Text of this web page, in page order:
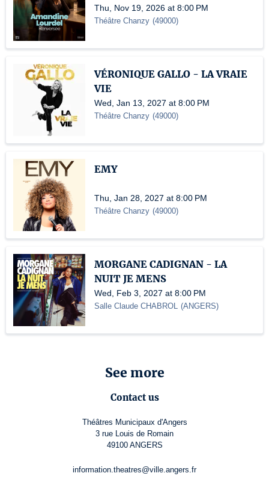
Thu, Nov 19, 2026 at 8:00 PM
Théâtre Chanzy (49000)
VÉRONIQUE GALLO - LA VRAIE
VIE
Wed, Jan 13, 2027 at 8:00 PM
Théâtre Chanzy (49000)
EMY
Thu, Jan 28, 2027 at 8:00 PM
Théâtre Chanzy (49000)
MORGANE CADIGNAN - LA
NUIT JE MENS
Wed, Feb 3, 2027 at 8:00 PM
Salle Claude CHABROL (ANGERS)
See more
Contact us
Théâtres Municipaux d'Angers
3 rue Louis de Romain
49100 ANGERS
information.theatres@ville.angers.fr